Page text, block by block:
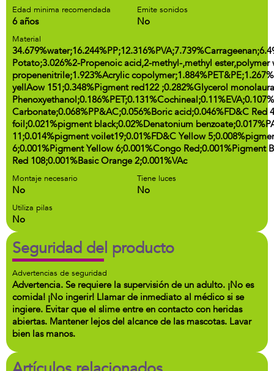
Edad minima recomendada
6 años
Emite sonidos
No
Material
Potato;3.026%2-Propenoic acid,2-methyl-,methyl
propenenitrile;1.923%Acrylic
yellAow 151;0.348%Pigment red122 ;0.282%Glycerol
Carbonate;0.068%PP&AC;0.056%Boric acid;0.046%FD&C Red
foil;0.021%pigment black;0.02%Denatonium
11;0.014%pigment voilet19;0.01%FD&C Yellow
6;0.001%Pigment Yellow 6;0.001%Congo Red;0.001%Pigment
Red 108;0.001%Basic Orange 2;0.001%VAc
Montaje necesario
No
Tiene luces
No
Utiliza pilas
No
Seguridad del producto
Advertencias de seguridad
Advertencia. Se requiere la supervisión de un adulto. ¡No es
comida! ¡No ingerir! Llamar de inmediato al médico si se
ingiere. Evitar que el slime entre en contacto con heridas
abiertas. Mantener lejos del alcance de las mascotas. Lavar
bien las manos.